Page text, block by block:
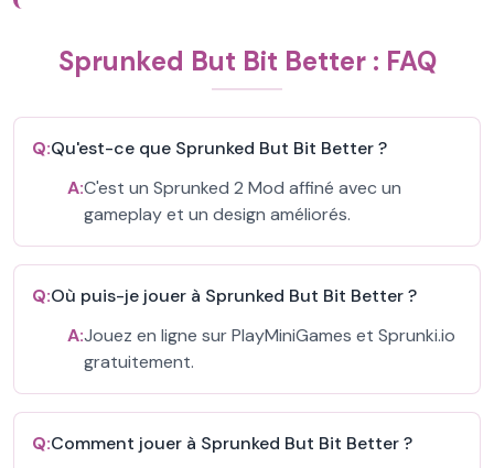
Sprunked But Bit Better : FAQ
Q:Qu'est-ce que Sprunked But Bit Better ?
A:C'est un Sprunked 2 Mod affiné avec un
gameplay et un design améliorés.
Q:Où puis-je jouer à Sprunked But Bit Better ?
A:Jouez en ligne sur PlayMiniGames et Sprunki.io
gratuitement.
Q:Comment jouer à Sprunked But Bit Better ?